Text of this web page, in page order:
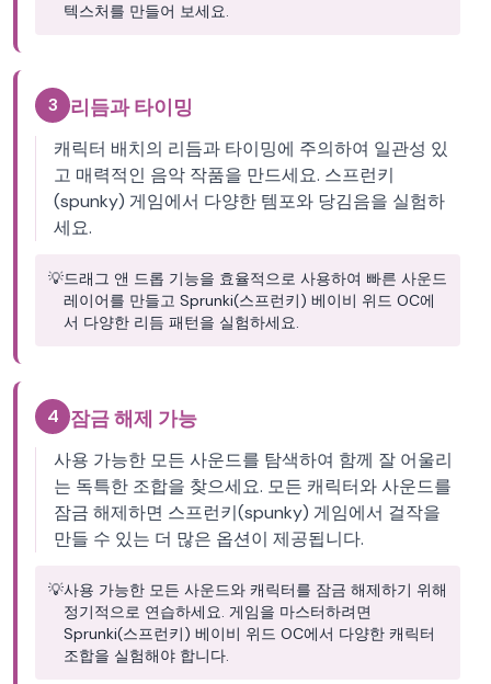
텍스처를 만들어 보세요.
3 리듬과 타이밍
캐릭터 배치의 리듬과 타이밍에 주의하여 일관성 있
고 매력적인 음악 작품을 만드세요. 스프런키
(spunky) 게임에서 다양한 템포와 당김음을 실험하
세요.
💡드래그 앤 드롭 기능을 효율적으로 사용하여 빠른 사운드
레이어를 만들고 Sprunki(스프런키) 베이비 위드 OC에
서 다양한 리듬 패턴을 실험하세요.
4 잠금 해제 가능
사용 가능한 모든 사운드를 탐색하여 함께 잘 어울리
는 독특한 조합을 찾으세요. 모든 캐릭터와 사운드를
잠금 해제하면 스프런키(spunky) 게임에서 걸작을
만들 수 있는 더 많은 옵션이 제공됩니다.
💡사용 가능한 모든 사운드와 캐릭터를 잠금 해제하기 위해
정기적으로 연습하세요. 게임을 마스터하려면
Sprunki(스프런키) 베이비 위드 OC에서 다양한 캐릭터
조합을 실험해야 합니다.